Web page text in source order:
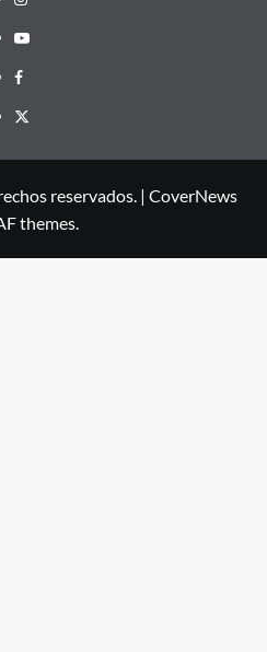
Youtube
Facebook
X
reservados. | CoverNews
themes.